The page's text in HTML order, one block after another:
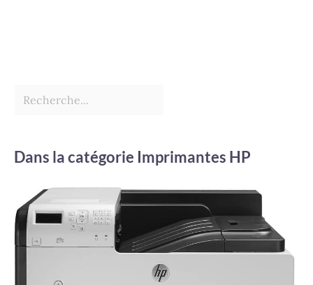
Dans la catégorie Imprimantes HP